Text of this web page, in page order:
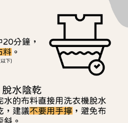
定代理人或監護人之同意方可使用
申辦者引起之損失，本公司不負相關責
將依據個別帳號之用戶狀況，依本公司即
有額度不足之情形，本公司將視審查結果
他人資訊註冊。若發現惡意使用之情形，
該用戶之使用額度並採取法律行動。